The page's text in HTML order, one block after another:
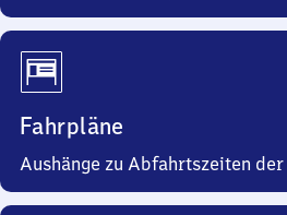
Fahrpläne
Aushänge zu Abfahrtszeiten der